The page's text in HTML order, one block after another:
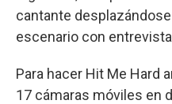
cantante
escenario con
Para hacer Hit Me Hard
17 cámaras móviles en